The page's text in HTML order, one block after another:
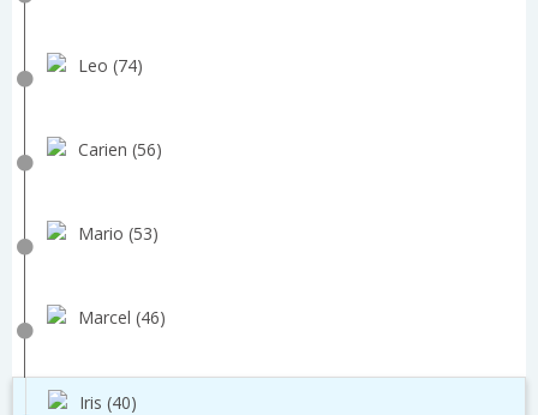
Leo (74)
Carien (56)
Mario (53)
Marcel (46)
Iris (40)